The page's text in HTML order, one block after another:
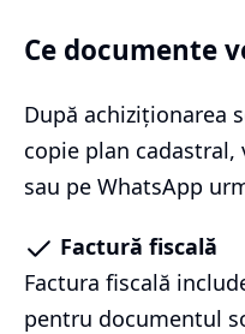
Ce documente
După achiziționarea
copie plan cadastral,
sau pe WhatsApp
Factură fiscală
Factura fiscală
pentru documentul